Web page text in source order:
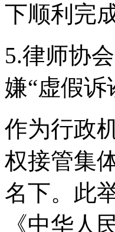
下顺利完
5.律师协
嫌“虚假诉
作为行政
权接管集
名下。此
《中华人